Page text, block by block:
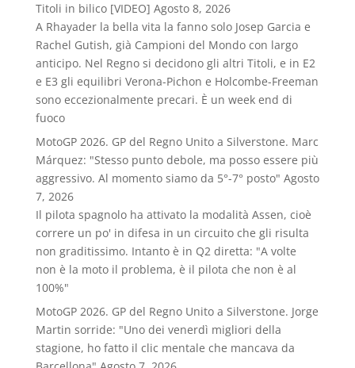
Titoli in bilico [VIDEO] Agosto 8, 2026
A Rhayader la bella vita la fanno solo Josep Garcia e
Rachel Gutish, già Campioni del Mondo con largo
anticipo. Nel Regno si decidono gli altri Titoli, e in E2
e E3 gli equilibri Verona-Pichon e Holcombe-Freeman
sono eccezionalmente precari. È un week end di
fuoco
MotoGP 2026. GP del Regno Unito a Silverstone. Marc
Márquez: "Stesso punto debole, ma posso essere più
aggressivo. Al momento siamo da 5°-7° posto" Agosto
7, 2026
Il pilota spagnolo ha attivato la modalità Assen, cioè
correre un po' in difesa in un circuito che gli risulta
non graditissimo. Intanto è in Q2 diretta: "A volte
non è la moto il problema, è il pilota che non è al
100%"
MotoGP 2026. GP del Regno Unito a Silverstone. Jorge
Martin sorride: "Uno dei venerdì migliori della
stagione, ho fatto il clic mentale che mancava da